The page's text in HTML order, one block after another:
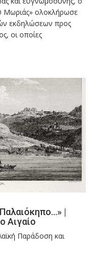
Μωριάς» ολοκλήρωσε
εκδηλώσεων προς
οι οποίες
|
Αιγαίο
Παράδοση και